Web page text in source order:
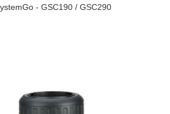
- GSC190 / GSC290